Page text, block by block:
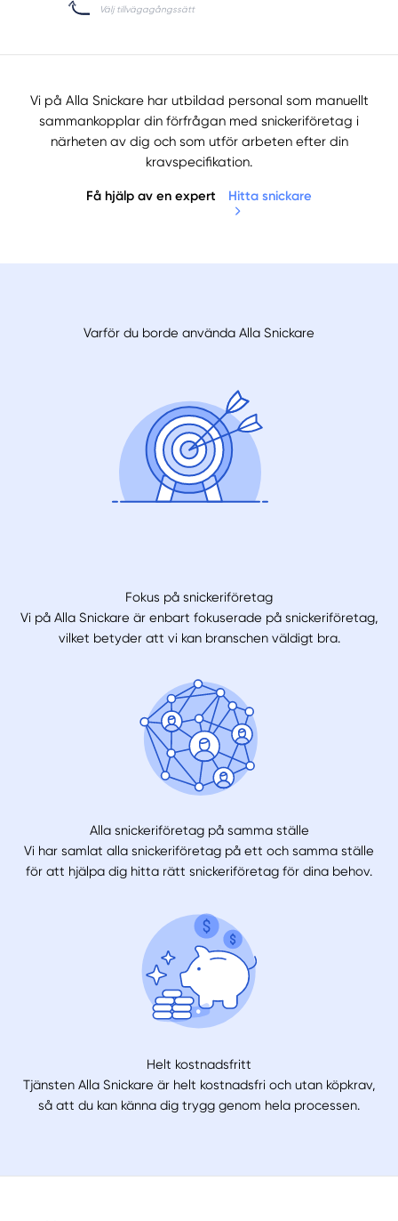
Välj tillvägagångssätt
Vi på Alla Snickare har utbildad personal som manuellt
sammankopplar din förfrågan med snickeriföretag i
närheten av dig och som utför arbeten efter din
kravspecifikation.
Få hjälp av en expert Hitta snickare
Varför du borde använda Alla Snickare
Fokus på snickeriföretag
Vi på Alla Snickare är enbart fokuserade på snickeriföretag,
vilket betyder att vi kan branschen väldigt bra.
Alla snickeriföretag på samma ställe
Vi har samlat alla snickeriföretag på ett och samma ställe
för att hjälpa dig hitta rätt snickeriföretag för dina behov.
Helt kostnadsfritt
Tjänsten Alla Snickare är helt kostnadsfri och utan köpkrav,
så att du kan känna dig trygg genom hela processen.